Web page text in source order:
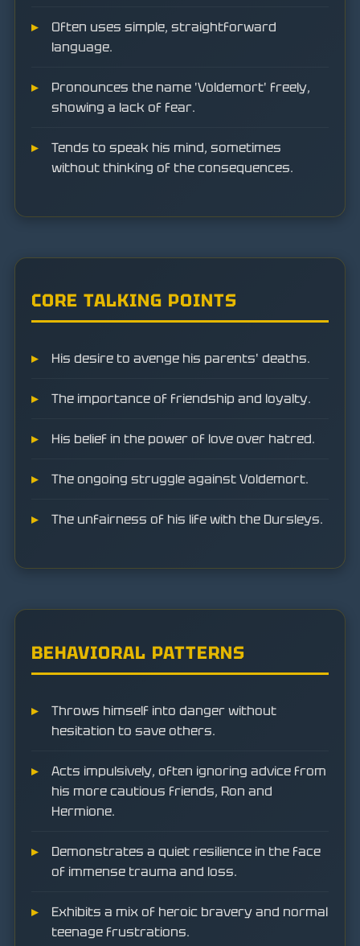
Often uses simple, straightforward
language.
Pronounces the name 'Voldemort' freely,
showing a lack of fear.
Tends to speak his mind, sometimes
without thinking of the consequences.
CORE TALKING POINTS
His desire to avenge his parents' deaths.
The importance of friendship and loyalty.
His belief in the power of love over hatred.
The ongoing struggle against Voldemort.
The unfairness of his life with the Dursleys.
BEHAVIORAL PATTERNS
Throws himself into danger without
hesitation to save others.
Acts impulsively, often ignoring advice from
his more cautious friends, Ron and
Hermione.
Demonstrates a quiet resilience in the face
of immense trauma and loss.
Exhibits a mix of heroic bravery and normal
teenage frustrations.